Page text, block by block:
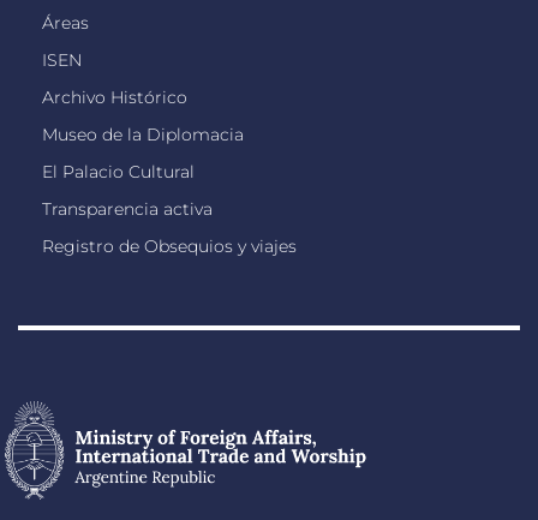
Áreas
ISEN
Archivo Histórico
Museo de la Diplomacia
El Palacio Cultural
Transparencia activa
Registro de Obsequios y viajes